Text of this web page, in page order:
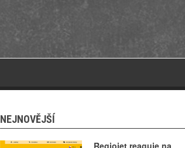
NEJNOVĚJŠÍ
Regiojet reaguje na